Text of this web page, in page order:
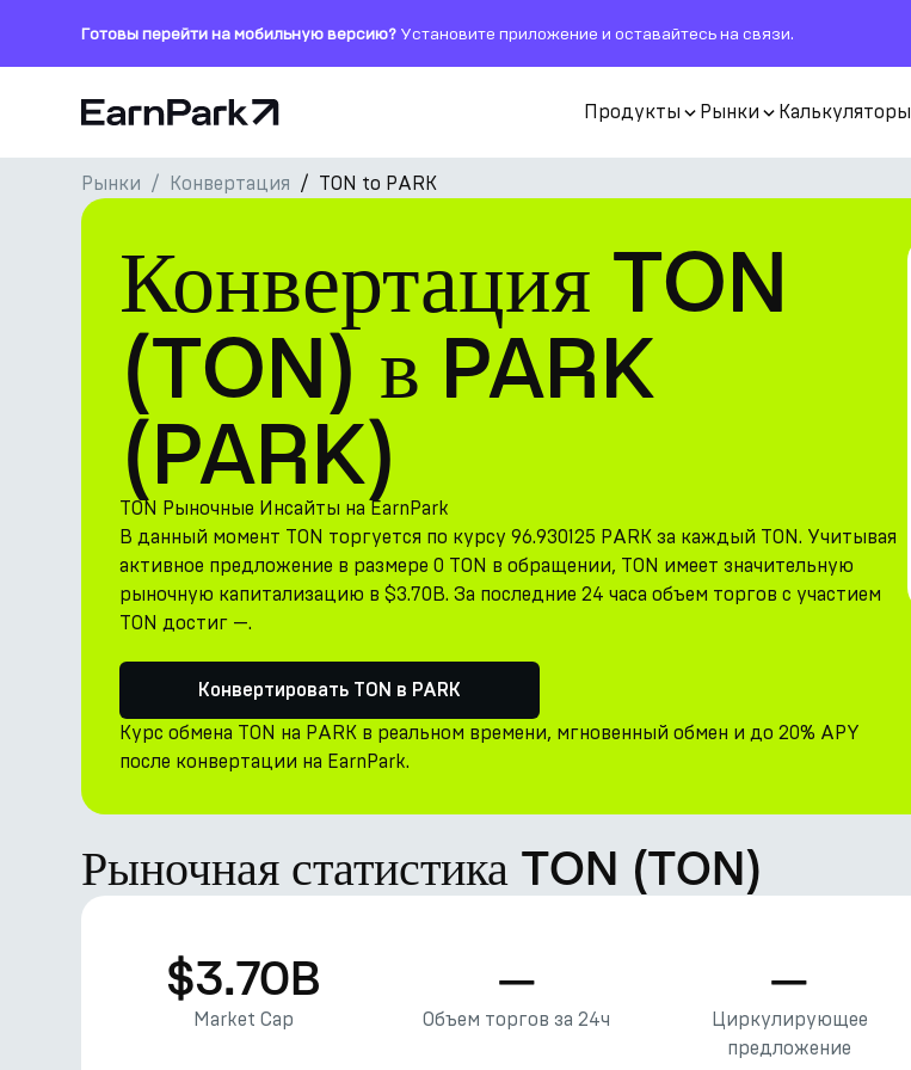
Готовы перейти на мобильную версию? Установите приложение и оставайтесь на связи.
Главная страница Продукты Рынки Калькуляторы
Продукты
Рынки
Калькуляторы
Токен PARK
Ресурсы
Компания
Рынки Конвертация TON to PARK
Конвертация TON
(TON) в PARK
(PARK)
TON Рыночные Инсайты на EarnPark
В данный момент TON торгуется по курсу 96.930125 PARK за каждый TON. Учитывая
активное предложение в размере 0 TON в обращении, TON имеет значительную
рыночную капитализацию в $3.70B. За последние 24 часа объем торгов с участием
TON достиг —.
Конвертировать TON в PARK
Курс обмена TON на PARK в реальном времени, мгновенный обмен и до 20% APY
после конвертации на EarnPark.
Рыночная статистика TON (TON)
$3.70B
Market Cap
—
Объем торгов за 24ч
—
Циркулирующее
предложение